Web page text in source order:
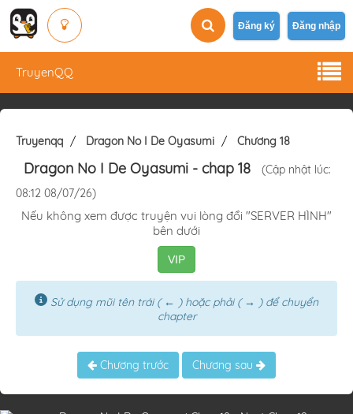
Đăng ký Đăng nhập
TruyenQQ
Truyenqq Dragon No I De Oyasumi Chương 18
Dragon No I De Oyasumi - chap 18
(Cập nhật lúc:
08:12 08/07/26)
Nếu không xem được truyện vui lòng đổi "SERVER HÌNH"
bên dưới
VIP
Sử dụng mũi tên trái ( ← ) hoặc phải ( → ) để chuyển
chapter
Chương trước Chương sau